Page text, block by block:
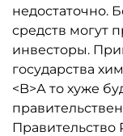
недостаточно.
средств могут
инвесторы.
государства
<B>А то хуже